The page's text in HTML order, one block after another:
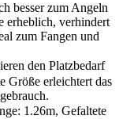
besser zum Angeln
erheblich, verhindert
zum Fangen und
den Platzbedarf
Größe erleichtert das
1.26m, Gefaltete